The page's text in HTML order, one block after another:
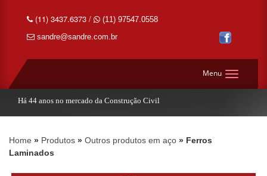
(11) 3437.6373 /
(11) 97547.0558
sandre@sandre.com.br
Menu
Há 44 anos no mercado da Construção Civil
Home Produtos Outros produtos em aço
Ferros
Laminados